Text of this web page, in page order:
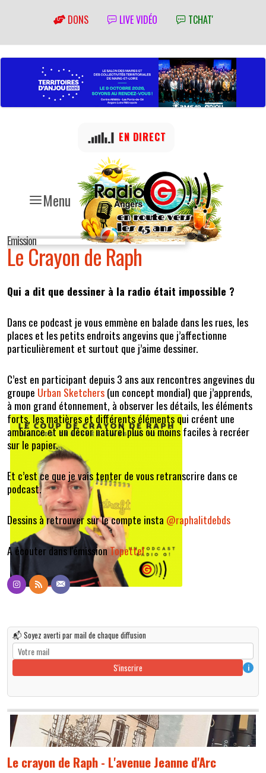
DONS LIVE VIDÉO TCHAT'
Menu
EN DIRECT
Emission
Le Crayon de Raph
Qui a dit que dessiner à la radio était impossible ?
Dans ce podcast je vous emmène en balade dans les rues, les
places et les petits endroits angevins que j’affectionne
particulièrement et surtout que j’aime dessiner.
C’est en participant depuis 3 ans aux rencontres angevines du
groupe Urban Sketchers(un concept mondial) que j’apprends,
à mon grand étonnement, à observer les détails, les éléments
forts, les matières et différents éléments qui créent une
ambiance et un décor naturel plus ou moins faciles à recréer
sur le papier.
Et c’est ce que je vais tenter de vous retranscrire dans ce
podcast.
Dessins à retrouver sur le compte insta @raphalitdebds
A écouter dans l'émissionTopette!
📬 Soyez averti par mail de chaque diffusion
S'inscrire i
Le crayon de Raph - L'avenue Jeanne d'Arc